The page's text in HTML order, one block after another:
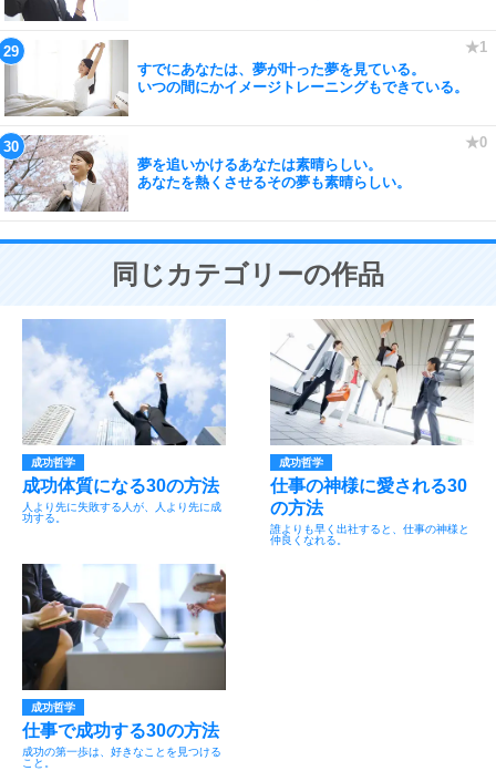
すでにあなたは、夢が叶った夢を見ている。
いつの間にかイメージトレーニングもできている。
夢を追いかけるあなたは素晴らしい。
あなたを熱くさせるその夢も素晴らしい。
同じカテゴリーの作品
成功哲学
成功体質になる30の方法
人より先に失敗する人が、人より先に成
功する。
成功哲学
仕事の神様に愛される30
の方法
誰よりも早く出社すると、仕事の神様と
仲良くなれる。
成功哲学
仕事で成功する30の方法
成功の第一歩は、好きなことを見つける
こと。